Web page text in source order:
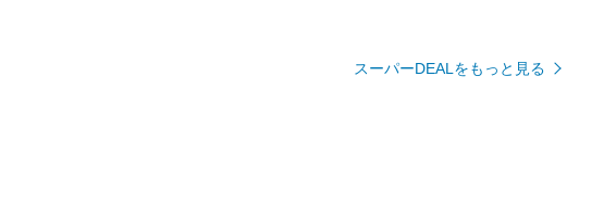
スーパーDEALをもっと見る